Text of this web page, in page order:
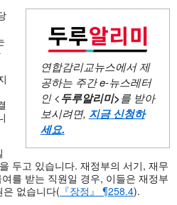
연합감리교뉴스에서 제
공하는 주간e-뉴스레터
인 <두루알리미>를 받아
보시려면, 지금 신청하
세요.
두고 있습니다. 재정부의 서기, 재무
를 받는 직원일 경우, 이들은 재정부
없습니다( 『장정』 ¶258.4).